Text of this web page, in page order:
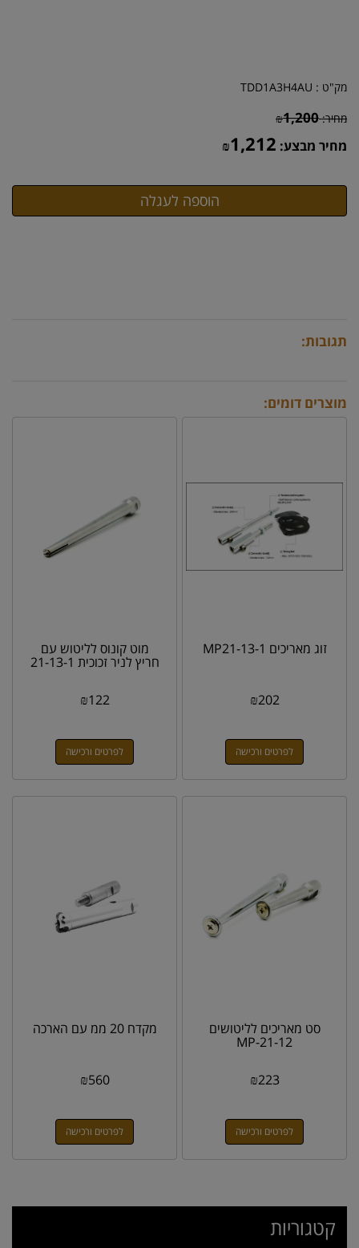
מק"ט : TDD1A3H4AU
מחיר: ₪1,200
מחיר מבצע: ₪1,212
תגובות:
מוצרים דומים:
זוג מאריכים MP21-13-1
₪202
לפרטים ורכישה
מוט קונוס לליטוש עם
חריץ לניר זכוכית 21-13-1
₪122
לפרטים ורכישה
סט מאריכים לליטושים
MP-21-12
₪223
לפרטים ורכישה
מקדח 20 ממ עם הארכה
₪560
לפרטים ורכישה
קטגוריות